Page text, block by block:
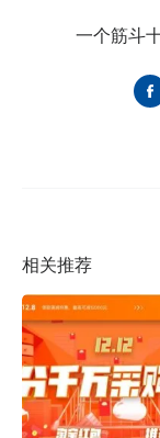
一个筋斗
相关推荐